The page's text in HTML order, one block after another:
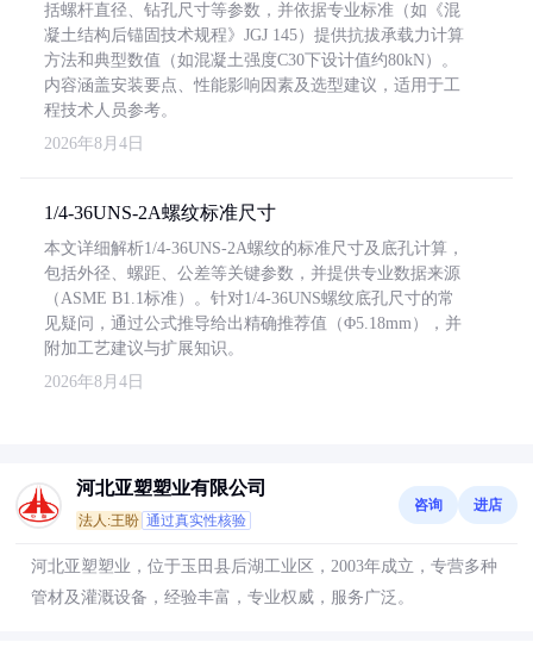
括螺杆直径、钻孔尺寸等参数，并依据专业标准（如《混
凝土结构后锚固技术规程》JGJ 145）提供抗拔承载力计算
方法和典型数值（如混凝土强度C30下设计值约80kN）。
内容涵盖安装要点、性能影响因素及选型建议，适用于工
程技术人员参考。
2026年8月4日
1/4-36UNS-2A螺纹标准尺寸
本文详细解析1/4-36UNS-2A螺纹的标准尺寸及底孔计算，
包括外径、螺距、公差等关键参数，并提供专业数据来源
（ASME B1.1标准）。针对1/4-36UNS螺纹底孔尺寸的常
见疑问，通过公式推导给出精确推荐值（Φ5.18mm），并
附加工艺建议与扩展知识。
2026年8月4日
河北亚塑塑业有限公司
法人:王盼 通过真实性核验
咨询 进店
河北亚塑塑业，位于玉田县后湖工业区，2003年成立，专营多种
管材及灌溉设备，经验丰富，专业权威，服务广泛。